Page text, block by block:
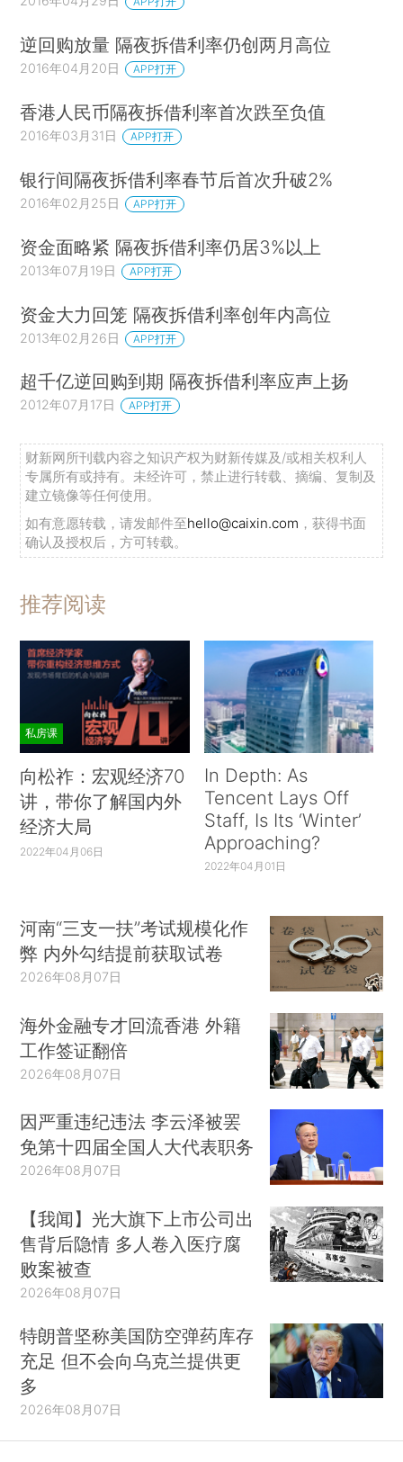
逆回购放量 隔夜拆借利率仍创两月高位
2016年04月20日 APP打开
香港人民币隔夜拆借利率首次跌至负值
2016年03月31日 APP打开
银行间隔夜拆借利率春节后首次升破2%
2016年02月25日 APP打开
资金面略紧 隔夜拆借利率仍居3%以上
2013年07月19日 APP打开
资金大力回笼 隔夜拆借利率创年内高位
2013年02月26日 APP打开
超千亿逆回购到期 隔夜拆借利率应声上扬
2012年07月17日 APP打开
财新网所刊载内容之知识产权为财新传媒及/或相关权利人
专属所有或持有。未经许可，禁止进行转载、摘编、复制及
建立镜像等任何使用。
如有意愿转载，请发邮件至hello@caixin.com ，获得书面
确认及授权后，方可转载。
推荐阅读
私房课
向松祚：宏观经济70
讲，带你了解国内外
经济大局
2022年04月06日
In Depth: As
Tencent Lays Off
Staff, Is Its ‘Winter’
Approaching?
2022年04月01日
河南“三支一扶”考试规模化作
弊 内外勾结提前获取试卷
2026年08月07日
海外金融专才回流香港 外籍
工作签证翻倍
2026年08月07日
因严重违纪违法 李云泽被罢
免第十四届全国人大代表职务
2026年08月07日
【我闻】光大旗下上市公司出
售背后隐情 多人卷入医疗腐
败案被查
2026年08月07日
特朗普坚称美国防空弹药库存
充足 但不会向乌克兰提供更
多
2026年08月07日